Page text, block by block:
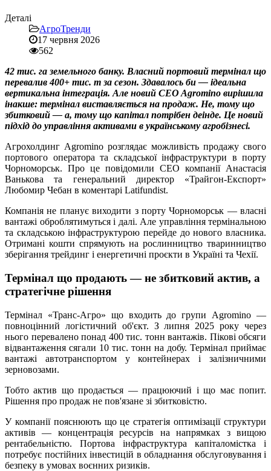
Деталі
АгроТренди
17 червня 2026
562
42 тис. га земельного банку. Власний портовий термінал що
перевалив 400+ тис. т за сезон. Здавалось би — ідеальна
вертикальна інтеграція. Але новий CEO Agromino вирішила
інакше: термінал виставляється на продаж. Не, тому що
збитковий — а, тому що капітал потрібен деінде. Це новий
підхід до управління активами в українському агробізнесі.
Агрохолдинг Agromino розглядає можливість продажу свого
портового оператора та складської інфраструктури в порту
Чорноморськ. Про це повідомили CEO компанії Анастасія
Ванькова та генеральний директор «Трайгон-Експорт»
Любомир Чебан в коментарі Latifundist.
Компанія не планує виходити з порту Чорноморськ — власні
вантажі оброблятимуться і далі. Але управління термінальною
та складською інфраструктурою перейде до нового власника.
Отримані кошти спрямують на рослинництво тваринництво
зберігання трейдинг і енергетичні проєкти в Україні та Чехії.
Термінал що продають — не збитковий актив, а
стратегічне рішення
Термінал «Транс-Агро» що входить до групи Agromino —
повноцінний логістичний об'єкт. З липня 2025 року через
нього перевалено понад 400 тис. тонн вантажів. Пікові обсяги
відвантаження сягали 10 тис. тонн на добу. Термінал приймає
вантажі автотранспортом у контейнерах і залізничними
зерновозами.
Тобто актив що продається — працюючий і що має попит.
Рішення про продаж не пов'язане зі збитковістю.
У компанії пояснюють що це стратегія оптимізації структури
активів — концентрація ресурсів на напрямках з вищою
рентабельністю. Портова інфраструктура капіталомістка і
потребує постійних інвестицій в обладнання обслуговування і
безпеку в умовах воєнних ризиків.